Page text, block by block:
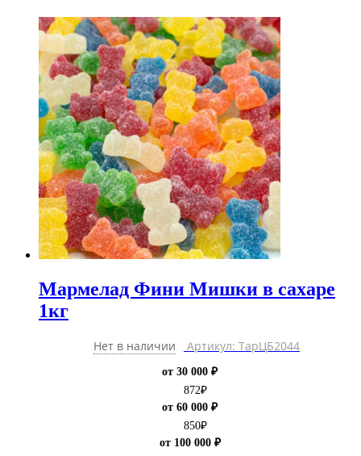
Мармелад Фини Мишки в сахаре
1кг
Нет в наличии Артикул: ТарЦБ2044
от 30 000 ₽
872₽
от 60 000 ₽
850₽
от 100 000 ₽